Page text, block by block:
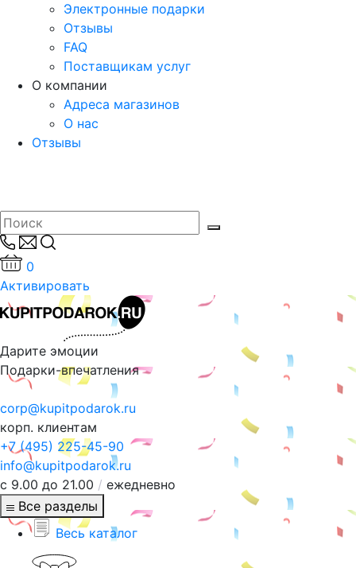
Электронные подарки
Отзывы
FAQ
Поставщикам услуг
О компании
Адреса магазинов
О нас
Отзывы
0
Активировать
Дарите эмоции
Подарки-впечатления
corp@kupitpodarok.ru
корп. клиентам
+7 (495) 225-45-90
info@kupitpodarok.ru
с 9.00 до 21.00 / ежедневно
Все разделы
Весь каталог